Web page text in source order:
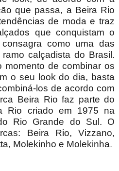
que passa, a Beira Rio
de moda e traz
que conquistam o
como uma das
calçadista do Brasil.
momento de combinar os
o seu look do dia, basta
los de acordo com
Beira Rio faz parte do
Rio criado em 1975 na
Rio Grande do Sul. O
Beira Rio, Vizzano,
Molekinho e Molekinha.